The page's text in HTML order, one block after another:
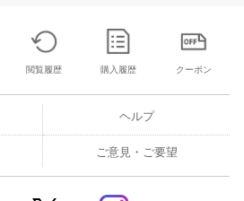
閲覧履歴 購入履歴 クーポン
ヘルプ
ご意見・ご要望